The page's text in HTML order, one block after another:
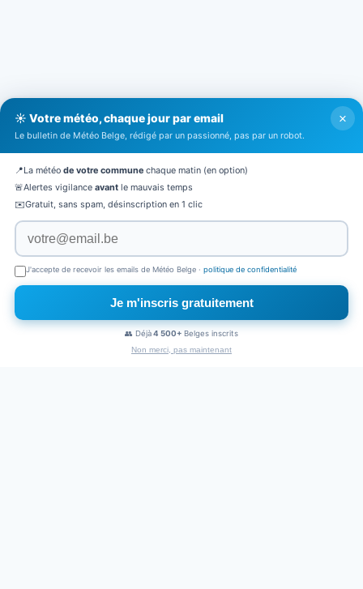
×
Naviguez sans pub
×
☀️ Votre météo, chaque jour par email
Le bulletin de Météo Belge, rédigé par un passionné, pas par un robot.
📍La météo de votre commune chaque matin (en option)
🚨Alertes vigilance avant le mauvais temps
✉️Gratuit, sans spam, désinscription en 1 clic
J'accepte de recevoir les emails de Météo Belge · politique de confidentialité
Je m'inscris gratuitement
👥 Déjà4 500+ Belges inscrits
Non merci, pas maintenant